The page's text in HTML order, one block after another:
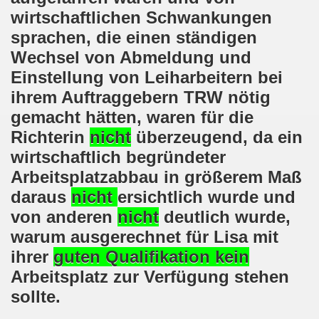
wirtschaftlichen Schwankungen
sprachen, die einen ständigen
Wechsel von Abmeldung und
Einstellung von Leiharbeitern bei
ihrem Auftraggebern TRW nötig
gemacht hätten, waren für die
Richterin nicht überzeugend, da ein
wirtschaftlich begründeter
Arbeitsplatzabbau in größerem Maß
daraus nicht ersichtlich wurde und
von anderen nicht deutlich wurde,
warum ausgerechnet für Lisa mit
ihrer guten Qualifikation kein
Arbeitsplatz zur Verfügung stehen
sollte.
ist bereit seit dem 22.08.2022 zu kämpfen
ruft auf am 22.08.2022 zum Protest und
Montagsdemo-Bewegung: Stärken wir
feierte am 11.07.2022 das 750. Jubiläum der
751. Gelsenkirchener Montagsdemo-Bewegung auf
gegen Inflation, gegen Armut und gegen die
mit bis zu etwa ca. 1.500 Teilnehmerinnen
Montagsdemo-Bewegung am 23.05.2022 - stärken wir
mich aktiv am 01.05.2022 im Zeichen des Kampfes
gleichermaßen bekämpfen am 28.03.2022 auf